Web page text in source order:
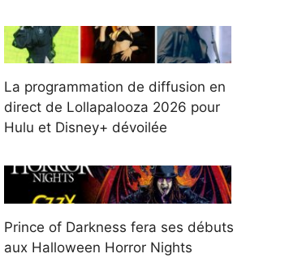
La programmation de diffusion en
direct de Lollapalooza 2026 pour
Hulu et Disney+ dévoilée
Prince of Darkness fera ses débuts
aux Halloween Horror Nights